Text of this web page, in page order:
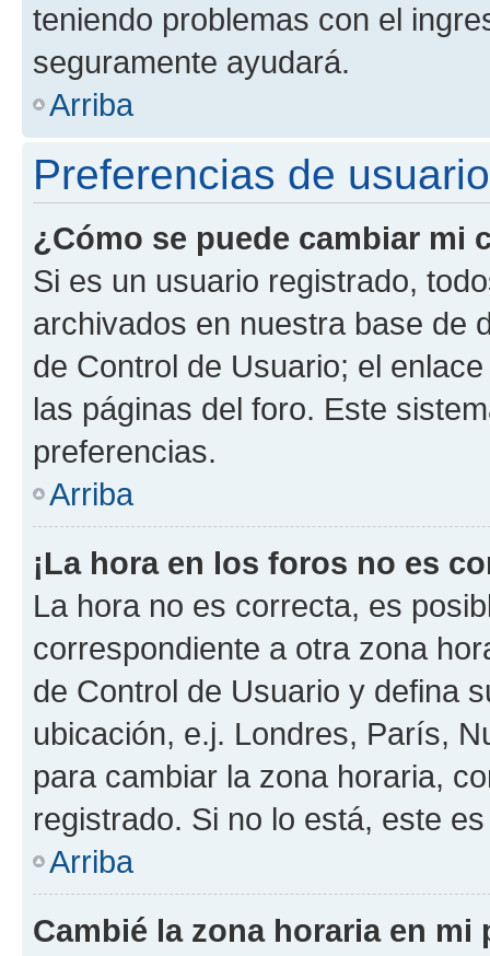
teniendo problemas con el
seguramente ayudará.
Arriba
Preferencias de
¿Cómo se puede cambiar mi
Si es un usuario registrado,
archivados en nuestra base de
de Control de Usuario; el
las páginas del foro. Este
preferencias.
Arriba
¡La hora en los foros no es
La hora no es correcta, es
correspondiente a otra zona
de Control de Usuario y defina
ubicación, e.j. Londres, París,
para cambiar la zona horaria,
registrado. Si no lo está, este
Arriba
Cambié la zona horaria en